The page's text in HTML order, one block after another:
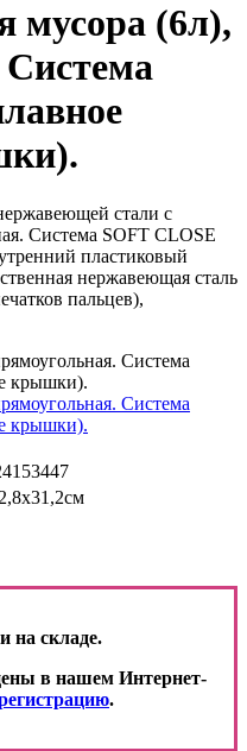
мусора (6л),
стали с
Система SOFT CLOSE
пластиковый
нержавеющая сталь
пальцев),
на складе.
в нашем Интернет-
.